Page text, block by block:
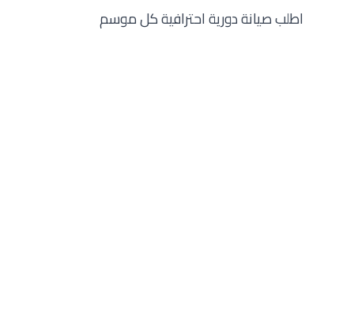
اطلبصيانة دورية احترافيةكل موسم